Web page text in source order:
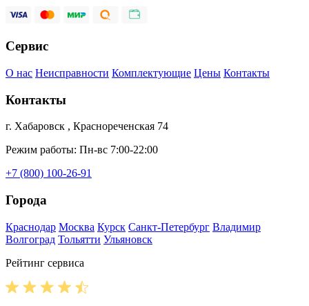
Сервис
О нас Неисправности Комплектующие Цены Контакты
Контакты
г. Хабаровск , Краснореченская 74
Режим работы: Пн-вс 7:00-22:00
+7 (800) 100-26-91
Города
Краснодар Москва Курск Санкт-Петербург Владимир
Волгоград Тольятти Ульяновск
Рейтинг сервиса